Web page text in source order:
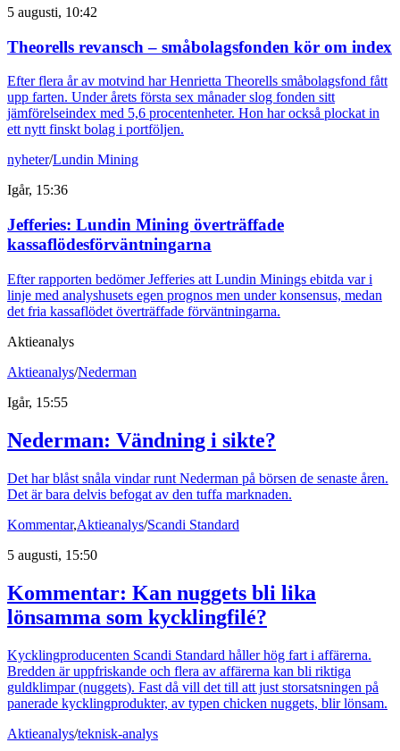
5 augusti, 10:42
Theorells revansch – småbolagsfonden kör om index
Efter flera år av motvind har Henrietta Theorells småbolagsfond fått
upp farten. Under årets första sex månader slog fonden sitt
jämförelseindex med 5,6 procentenheter. Hon har också plockat in
ett nytt finskt bolag i portföljen.
nyheter/Lundin Mining
Igår, 15:36
Jefferies: Lundin Mining överträffade
kassaflödesförväntningarna
Efter rapporten bedömer Jefferies att Lundin Minings ebitda var i
linje med analyshusets egen prognos men under konsensus, medan
det fria kassaflödet överträffade förväntningarna.
Aktieanalys
Aktieanalys/Nederman
Igår, 15:55
Nederman: Vändning i sikte?
Det har blåst snåla vindar runt Nederman på börsen de senaste åren.
Det är bara delvis befogat av den tuffa marknaden.
Kommentar,Aktieanalys/Scandi Standard
5 augusti, 15:50
Kommentar: Kan nuggets bli lika
lönsamma som kycklingfilé?
Kycklingproducenten Scandi Standard håller hög fart i affärerna.
Bredden är uppfriskande och flera av affärerna kan bli riktiga
guldklimpar (nuggets). Fast då vill det till att just storsatsningen på
panerade kycklingprodukter, av typen chicken nuggets, blir lönsam.
Aktieanalys/teknisk-analys